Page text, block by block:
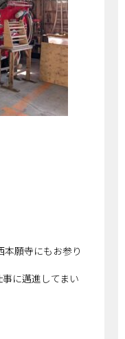
願寺にもお参り
に邁進してまい